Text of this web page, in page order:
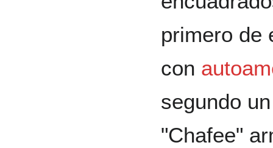
primero de
con
segundo
"Chafee"